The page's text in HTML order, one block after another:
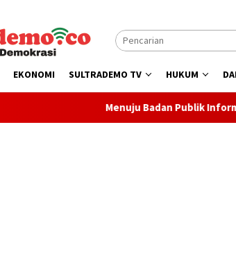
EKONOMI SULTRADEMO TV HUKUM
Menuju Badan Publik Informatif, Pemprov Sultra